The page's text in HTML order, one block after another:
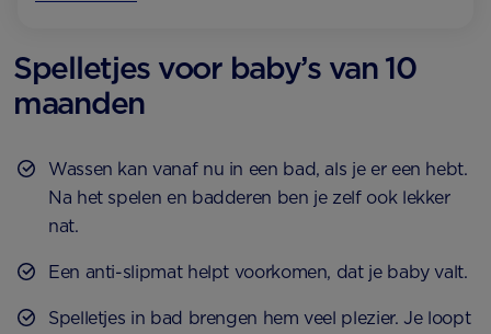
Spelletjes voor baby’s van 10
maanden
Wassen kan vanaf nu in een bad, als je er een hebt.
Na het spelen en badderen ben je zelf ook lekker
nat.
Een anti-slipmat helpt voorkomen, dat je baby valt.
Spelletjes in bad brengen hem veel plezier. Je loopt